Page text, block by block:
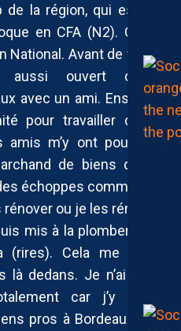
la région, qui est le
en CFA (N2). On a
National. Avant de faire
aussi ouvert deux
avec un ami. Ensuite,
pour travailler dans
amis m’y ont poussé.
de biens donc
échoppes comme on
ou je les rénove
mis à la plomberie, à
(rires). Cela me plait
dedans. Je n’ai pas
car j’y joue
pros à Bordeaux où